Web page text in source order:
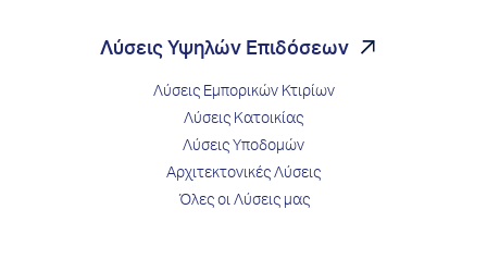
Λύσεις Υψηλών Επιδόσεων
Λύσεις Εμπορικών Κτιρίων
Λύσεις Κατοικίας
Λύσεις Υποδομών
Αρχιτεκτονικές Λύσεις
Όλες οι Λύσεις μας